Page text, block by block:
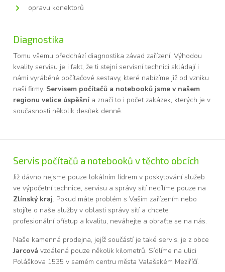
opravu konektorů
Diagnostika
Tomu všemu předchází diagnostika závad zařízení. Výhodou
kvality servisu je i fakt, že ti stejní servisní technici skládají i
námi vyráběné počítačové sestavy, které nabízíme již od vzniku
naší firmy. Servisem počítačů a notebooků jsme v našem
regionu velice úspěšní a značí to i počet zakázek, kterých je v
současnosti několik desítek denně.
Servis počítačů a notebooků v těchto obcích
Již dávno nejsme pouze lokálním lídrem v poskytování služeb
ve výpočetní technice, servisu a správy sítí necílíme pouze na
Zlínský kraj. Pokud máte problém s Vašim zařízením nebo
stojíte o naše služby v oblasti správy sítí a chcete
profesionální přístup a kvalitu, neváhejte a obraťte se na nás.
Naše kamenná prodejna, jejíž součástí je také servis, je z obce
Jarcová vzdálená pouze několik kilometrů. Sídlíme na ulici
Poláškova 1535 v samém centru města Valašském Meziříčí.